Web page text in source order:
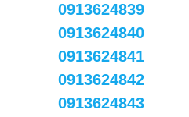
0913624839
0913624840
0913624841
0913624842
0913624843